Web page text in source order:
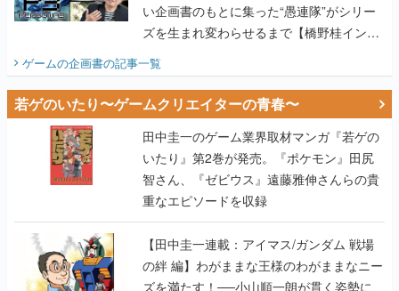
い企画書のもとに集った“愚連隊”がシリー
ズを生まれ変わらせるまで【橋野桂インタ
ビュー】
ゲームの企画書の記事一覧
若ゲのいたり〜ゲームクリエイターの青春〜
田中圭一のゲーム業界取材マンガ『若ゲの
いたり』第2巻が発売。『ポケモン』田尻
智さん、『ゼビウス』遠藤雅伸さんらの貴
重なエピソードを収録
【田中圭一連載：アイマス/ガンダム 戦場
の絆 編】わがままな王様のわがままなニー
ズを満たす！──小山順一朗が貫く姿勢に、